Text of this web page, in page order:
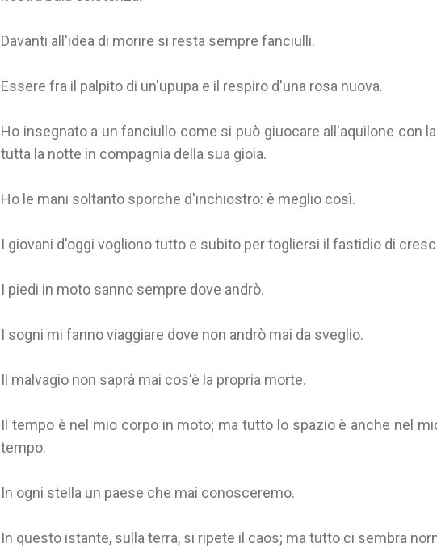
Davanti all'idea di morire si resta sempre fanciulli.
Essere fra il palpito di un'upupa e il respiro d'una rosa nuova.
Ho insegnato a un fanciullo come si può giuocare all'aquilone con
tutta la notte in compagnia della sua gioia.
Ho le mani soltanto sporche d'inchiostro: è meglio così.
I giovani d'oggi vogliono tutto e subito per togliersi il fastidio di
I piedi in moto sanno sempre dove andrò.
I sogni mi fanno viaggiare dove non andrò mai da sveglio.
Il malvagio non saprà mai cos'è la propria morte.
Il tempo è nel mio corpo in moto; ma tutto lo spazio è anche nel
tempo.
In ogni stella un paese che mai conosceremo.
In questo istante, sulla terra, si ripete il caos; ma tutto ci sembra